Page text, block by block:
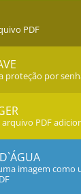
PDF
proteção por
PDF
imagem como